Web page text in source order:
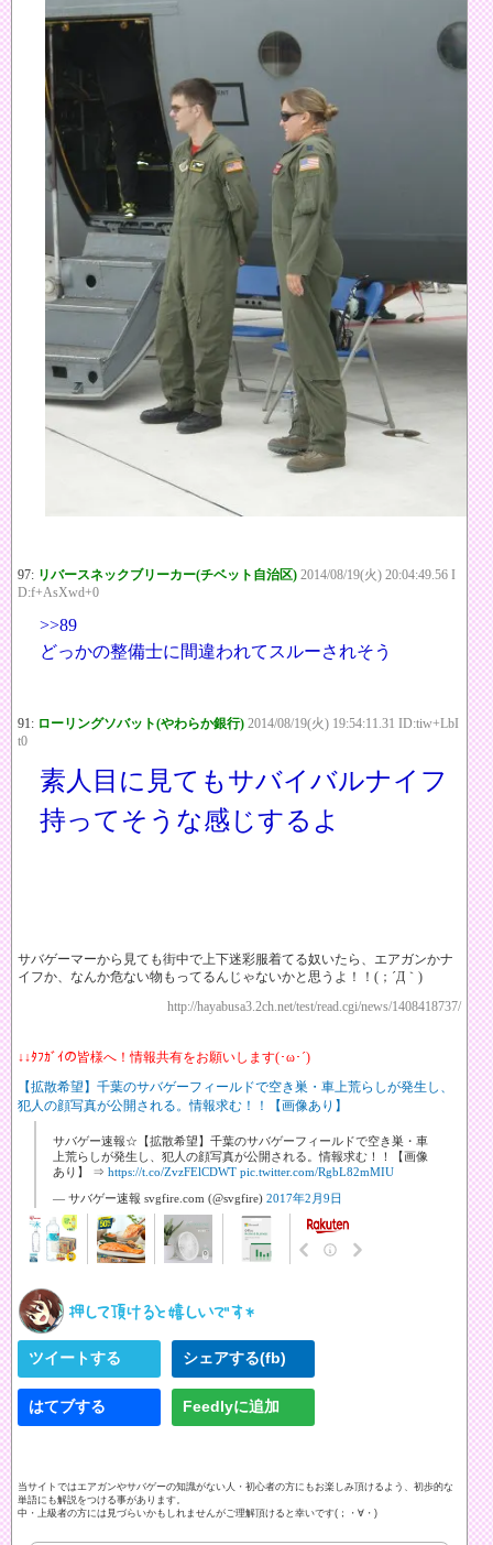
97: リバースネックブリーカー(チベット自治区) 2014/08/19(火) 20:04:49.56 I
D:f+AsXwd+0
>>89
どっかの整備士に間違われてスルーされそう
91: ローリングソバット(やわらか銀行) 2014/08/19(火) 19:54:11.31 ID:tiw+LbI
t0
素人目に見てもサバイバルナイフ
持ってそうな感じするよ
サバゲーマーから見ても街中で上下迷彩服着てる奴いたら、エアガンかナ
イフか、なんか危ない物もってるんじゃないかと思うよ！！(；´Д｀)
http://hayabusa3.2ch.net/test/read.cgi/news/1408418737/
↓↓ﾀﾌｶﾞｲの皆様へ！情報共有をお願いします(･ω･´)
【拡散希望】千葉のサバゲーフィールドで空き巣・車上荒らしが発生し、
犯人の顔写真が公開される。情報求む！！【画像あり】
サバゲー速報☆【拡散希望】千葉のサバゲーフィールドで空き巣・車
上荒らしが発生し、犯人の顔写真が公開される。情報求む！！【画像
あり】 ⇒ https://t.co/ZvzFElCDWT pic.twitter.com/RgbL82mMIU
— サバゲー速報 svgfire.com (@svgfire) 2017年2月9日
ツイートする シェアする(fb)
はてブする Feedlyに追加
当サイトではエアガンやサバゲーの知識がない人・初心者の方にもお楽しみ頂けるよう、初歩的な
単語にも解説をつける事があります。
中・上級者の方には見づらいかもしれませんがご理解頂けると幸いです(；・∀・)